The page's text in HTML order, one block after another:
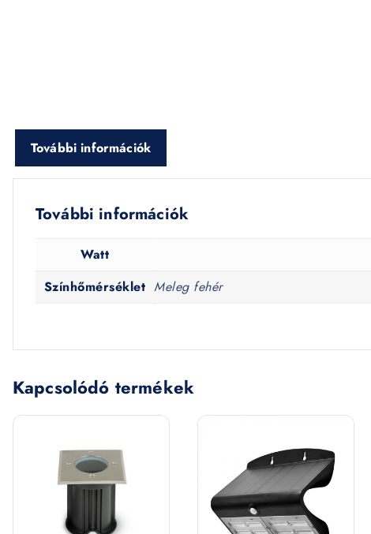
További információk
További információk
Watt
Színhőmérséklet Meleg fehér
Kapcsolódó termékek